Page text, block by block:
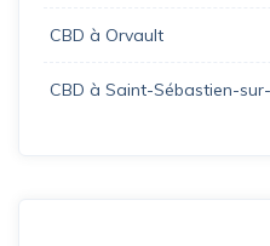
CBD à Orvault
CBD à Saint-Sébastien-